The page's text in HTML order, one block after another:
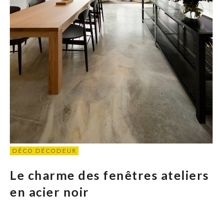
DÉCO DÉCODEUR
Le charme des fenêtres ateliers
en acier noir